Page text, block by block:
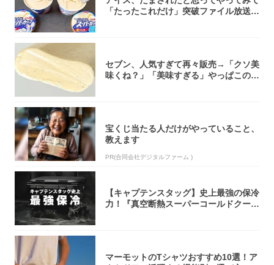
「たったこれだけ」突破ファイル放送で
セブン、人気すぎて再々販売→「クソ美
味くね？」「美味すぎる」やっぱこのク
宝くじ当たる人だけがやっていること、
教えます
PR(合同会社デジタルファーム )
【キャプテンスタッグ】史上最強の保冷
力！『真空断熱スーパーコールドクーラ
マーモットのTシャツおすすめ10選！ア